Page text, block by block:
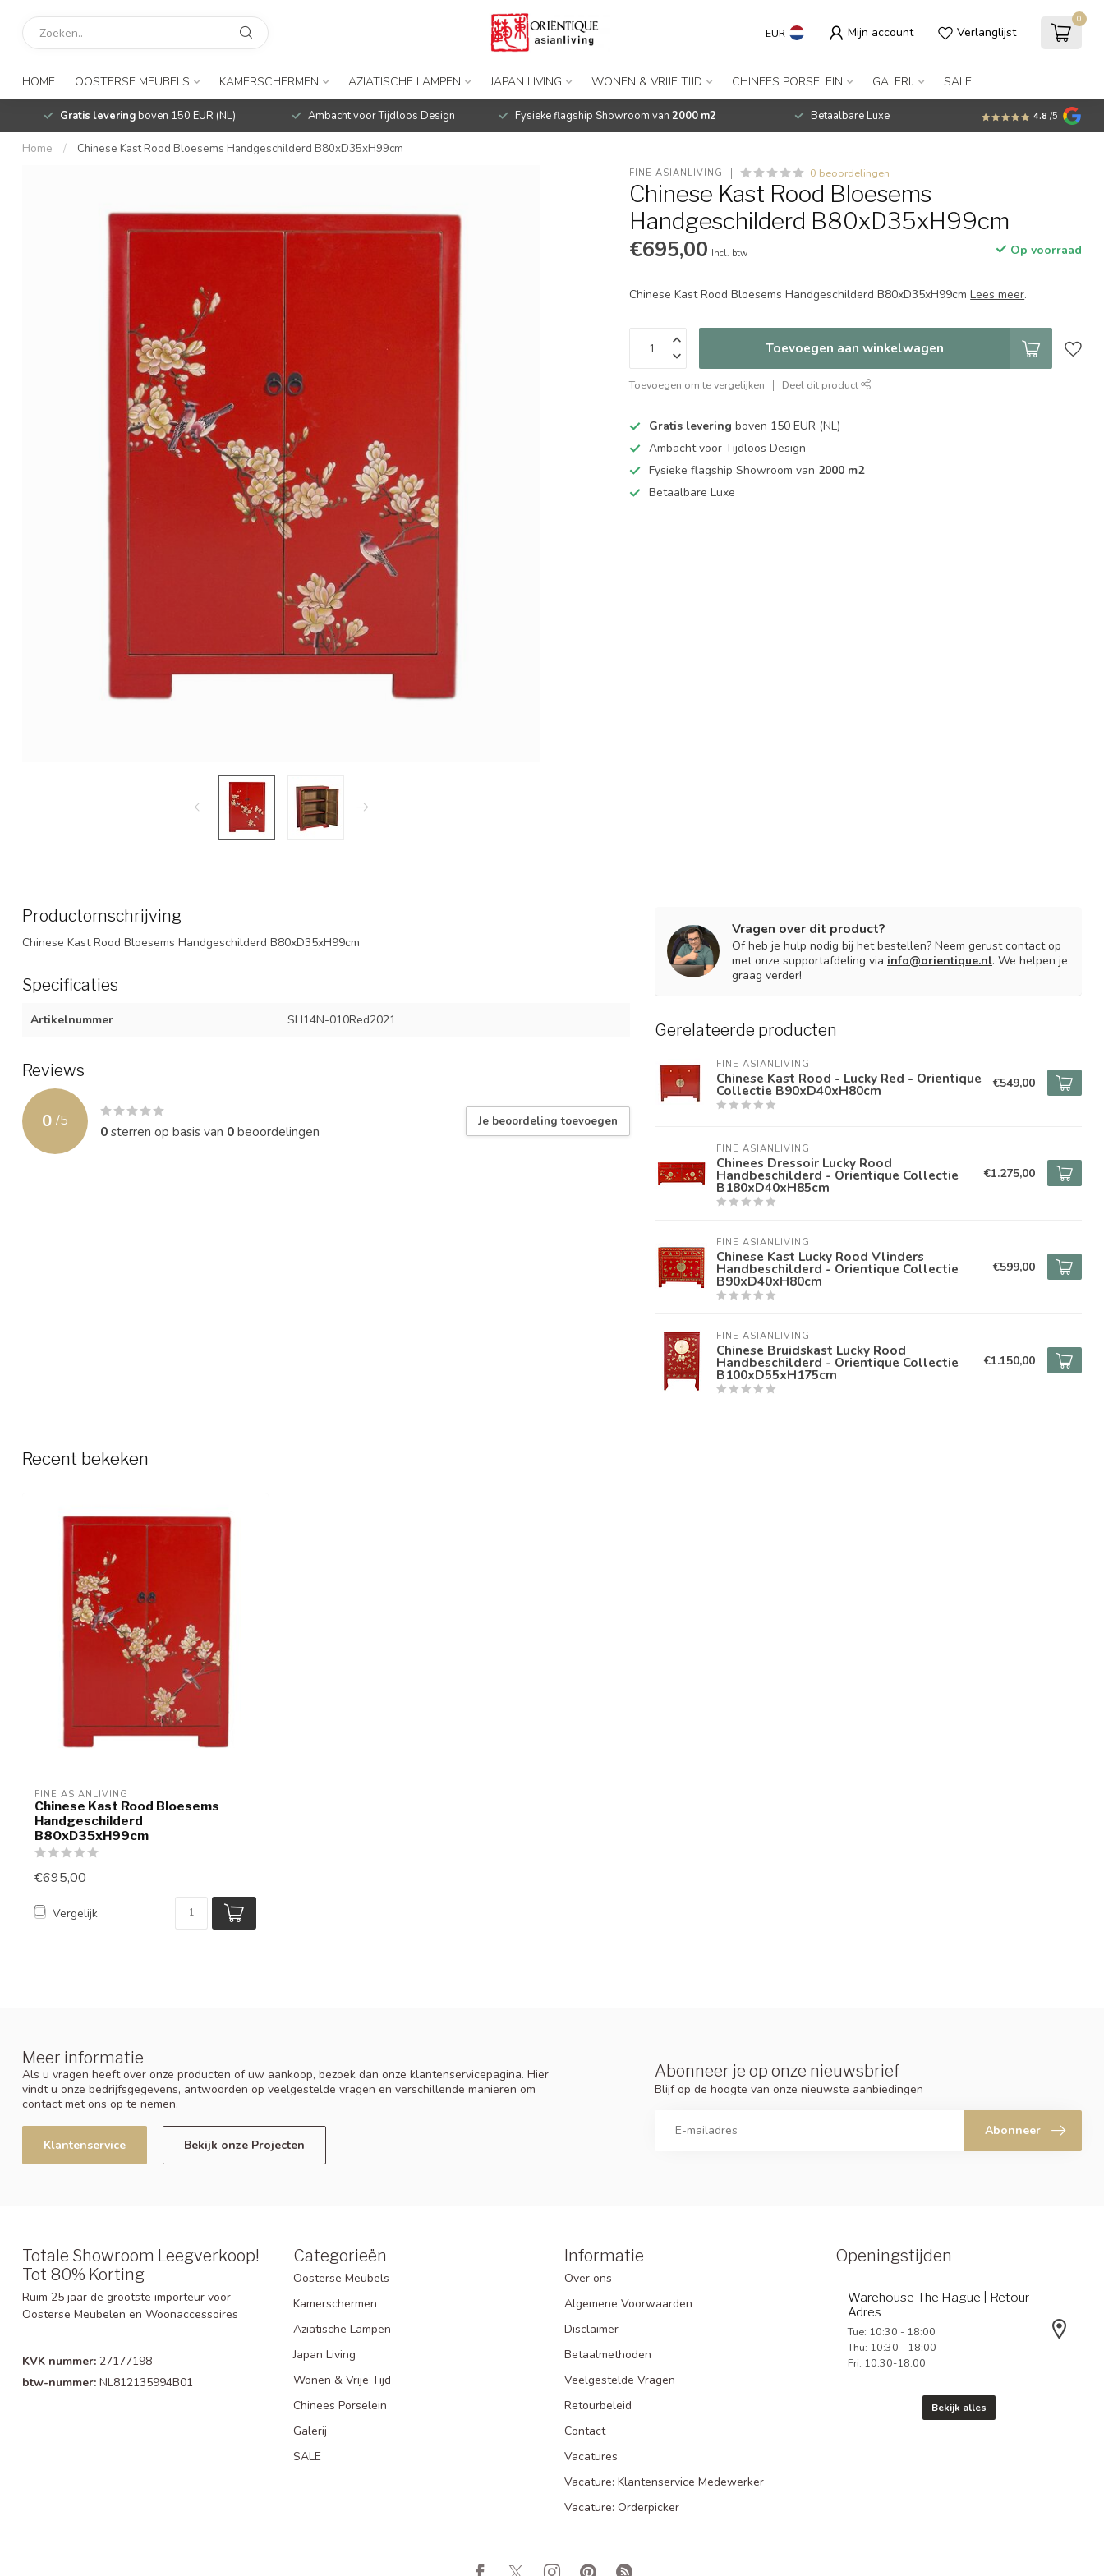
EUR Mijn account Verlanglijst
0
HOME OOSTERSE MEUBELS KAMERSCHERMEN AZIATISCHE LAMPEN JAPAN LIVING WONEN & VRIJE TIJD CHINEES PORSELEIN GALERIJ SALE
Gratis leveringboven 150 EUR (NL) Ambacht voor Tijdloos Design Fysieke flagship Showroom van 2000 m2 Betaalbare Luxe 4.8 /5
Home / Chinese Kast Rood Bloesems Handgeschilderd B80xD35xH99cm
FINE ASIANLIVING 0 beoordelingen
Chinese Kast Rood Bloesems
Handgeschilderd B80xD35xH99cm
€695,00 Incl. btw Op voorraad
Chinese Kast Rood Bloesems Handgeschilderd B80xD35xH99cmLees meer.
Toevoegen aan winkelwagen
Toevoegen om te vergelijken Deel dit product
Gratis levering boven 150 EUR (NL)
Ambacht voor Tijdloos Design
Fysieke flagship Showroom van 2000 m2
Betaalbare Luxe
Productomschrijving
Chinese Kast Rood Bloesems Handgeschilderd B80xD35xH99cm
Specificaties
Artikelnummer SH14N-010Red2021
Reviews
0 /5
0sterren op basis van 0beoordelingen
Je beoordeling toevoegen
Vragen over dit product?
Of heb je hulp nodig bij het bestellen? Neem gerust contact op
met onze supportafdeling via info@orientique.nl. We helpen je
graag verder!
Gerelateerde producten
FINE ASIANLIVING
Chinese Kast Rood - Lucky Red - Orientique
Collectie B90xD40xH80cm €549,00
FINE ASIANLIVING
Chinees Dressoir Lucky Rood
Handbeschilderd - Orientique Collectie
B180xD40xH85cm
€1.275,00
FINE ASIANLIVING
Chinese Kast Lucky Rood Vlinders
Handbeschilderd - Orientique Collectie
B90xD40xH80cm
€599,00
FINE ASIANLIVING
Chinese Bruidskast Lucky Rood
Handbeschilderd - Orientique Collectie
B100xD55xH175cm
€1.150,00
Recent bekeken
FINE ASIANLIVING
Chinese Kast Rood Bloesems
Handgeschilderd
B80xD35xH99cm
€695,00
Vergelijk
Meer informatie
Als u vragen heeft over onze producten of uw aankoop, bezoek dan onze klantenservicepagina. Hier
vindt u onze bedrijfsgegevens, antwoorden op veelgestelde vragen en verschillende manieren om
contact met ons op te nemen.
Klantenservice Bekijk onze Projecten
Abonneer je op onze nieuwsbrief
Blijf op de hoogte van onze nieuwste aanbiedingen
Abonneer
Totale Showroom Leegverkoop!
Tot 80% Korting
Ruim 25 jaar de grootste importeur voor
Oosterse Meubelen en Woonaccessoires
KVK nummer: 27177198
btw-nummer: NL812135994B01
Categorieën
Oosterse Meubels
Kamerschermen
Aziatische Lampen
Japan Living
Wonen & Vrije Tijd
Chinees Porselein
Galerij
SALE
Informatie
Over ons
Algemene Voorwaarden
Disclaimer
Betaalmethoden
Veelgestelde Vragen
Retourbeleid
Contact
Vacatures
Vacature: Klantenservice Medewerker
Vacature: Orderpicker
Openingstijden
Warehouse The Hague | Retour
Adres
Tue: 10:30 - 18:00
Thu: 10:30 - 18:00
Fri: 10:30-18:00
Bekijk alles